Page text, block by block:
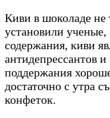
Киви в шоколаде не
установили ученые,
содержания, киви
антидепрессантов
поддержания
достаточно с утра
конфеток.